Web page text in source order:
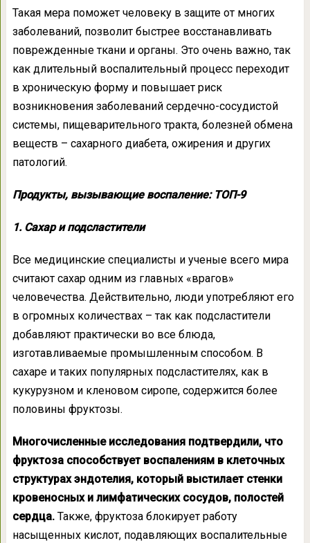
Такая мера поможет человеку в защите от многих
заболеваний, позволит быстрее восстанавливать
поврежденные ткани и органы. Это очень важно, так
как длительный воспалительный процесс переходит
в хроническую форму и повышает риск
возникновения заболеваний сердечно-сосудистой
системы, пищеварительного тракта, болезней обмена
веществ – сахарного диабета, ожирения и других
патологий.
Продукты, вызывающие воспаление: ТОП-9
1. Сахар и подсластители
Все медицинские специалисты и ученые всего мира
считают сахар одним из главных «врагов»
человечества. Действительно, люди употребляют его
в огромных количествах – так как подсластители
добавляют практически во все блюда,
изготавливаемые промышленным способом. В
сахаре и таких популярных подсластителях, как в
кукурузном и кленовом сиропе, содержится более
половины фруктозы.
Многочисленные исследования подтвердили, что
фруктоза способствует воспалениям в клеточных
структурах эндотелия, который выстилает стенки
кровеносных и лимфатических сосудов, полостей
сердца.Также, фруктоза блокирует работу
насыщенных кислот, подавляющих воспалительные